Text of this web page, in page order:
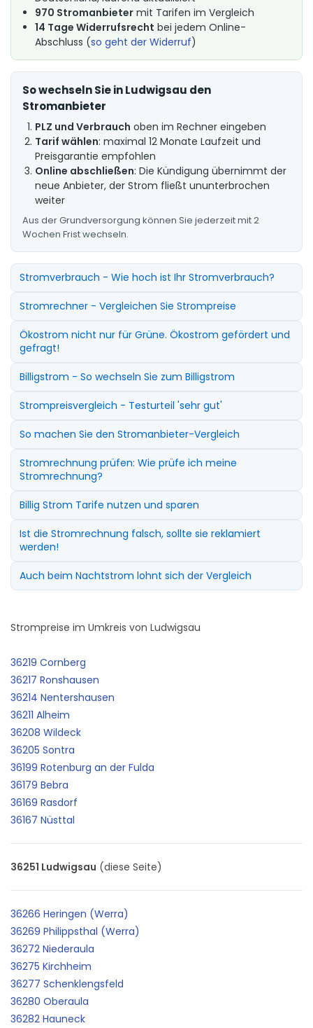
970 Stromanbieter mit Tarifen im Vergleich
14 Tage Widerrufsrecht bei jedem Online-
Abschluss (so geht der Widerruf)
So wechseln Sie in Ludwigsau den
Stromanbieter
PLZ und Verbrauch oben im Rechner eingeben
Tarif wählen: maximal 12 Monate Laufzeit und
Preisgarantie empfohlen
Online abschließen: Die Kündigung übernimmt der
neue Anbieter, der Strom fließt ununterbrochen
weiter
Aus der Grundversorgung können Sie jederzeit mit 2
Wochen Frist wechseln.
Stromverbrauch - Wie hoch ist Ihr Stromverbrauch?
Stromrechner - Vergleichen Sie Strompreise
Ökostrom nicht nur für Grüne. Ökostrom gefördert und
gefragt!
Billigstrom - So wechseln Sie zum Billigstrom
Strompreisvergleich - Testurteil 'sehr gut'
So machen Sie den Stromanbieter-Vergleich
Stromrechnung prüfen: Wie prüfe ich meine
Stromrechnung?
Billig Strom Tarife nutzen und sparen
Ist die Stromrechnung falsch, sollte sie reklamiert
werden!
Auch beim Nachtstrom lohnt sich der Vergleich
Strompreise im Umkreis von Ludwigsau
36219 Cornberg
36217 Ronshausen
36214 Nentershausen
36211 Alheim
36208 Wildeck
36205 Sontra
36199 Rotenburg an der Fulda
36179 Bebra
36169 Rasdorf
36167 Nüsttal
36251 Ludwigsau (diese Seite)
36266 Heringen (Werra)
36269 Philippsthal (Werra)
36272 Niederaula
36275 Kirchheim
36277 Schenklengsfeld
36280 Oberaula
36282 Hauneck